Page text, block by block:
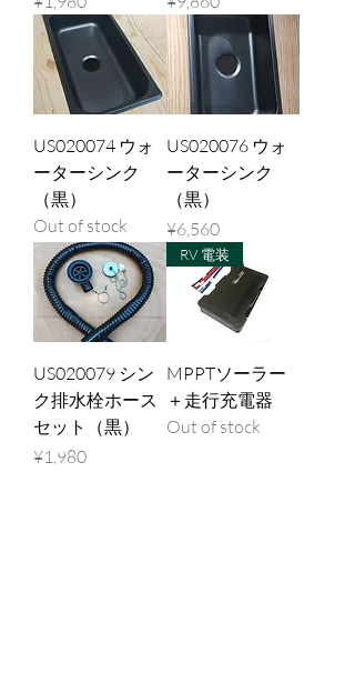
US020074 ウォ
ーターシンク
（黒）
Out of stock
US020076 ウォ
ーターシンク
（黒）
Price
¥6,560
US020079 シン
ク排水栓ホース
セット（黒）
Price
¥1,980
RV 電装
MPPTソーラー
＋走行充電器
Out of stock